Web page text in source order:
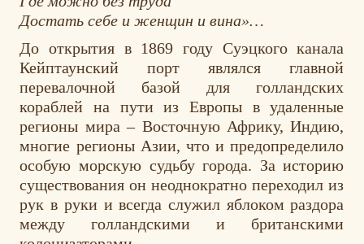
Достать себе и женщин и вина»…
До открытия в 1869 году Суэцкого канала
Кейптаунский порт являлся главной
перевалочной базой для голландских
кораблей на пути из Европы в удаленные
регионы мира – Восточную Африку, Индию,
многие регионы Азии, что и предопределило
особую морскую судьбу города. За историю
существования он неоднократно переходил из
рук в руки и всегда служил яблоком раздора
между голландскими и британскими